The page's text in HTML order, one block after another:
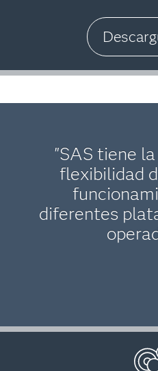
"SAS tiene
flexibilidad
diferentes